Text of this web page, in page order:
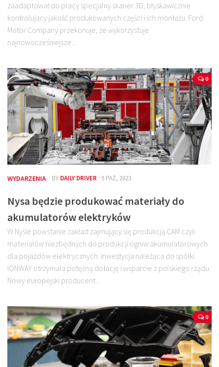
zaadaptował do pracy specjalny skaner 3D, błyskawicznie
kontrolujący jakość produkowanych części i ich montażu. Ford
Motor Company przekonuje, że wykorzystuje
najnowocześniejsze...
0
WYDARZENIA · BY DAILY DRIVER · 9 PAŹ, 2023
Nysa będzie produkować materiały do
akumulatorów elektryków
W Nysie powstanie zakład zajmujący się produkcją CAM czyli
materiałów niezbędnych do produkcji ogniw akumulatorowych
dla pojazdów elektrycznych. Inwestycja należąca do spółki
IONWAY otrzymała potężną dotację i wsparcie z polskiego rządu.
Nowy europejski producent...
0